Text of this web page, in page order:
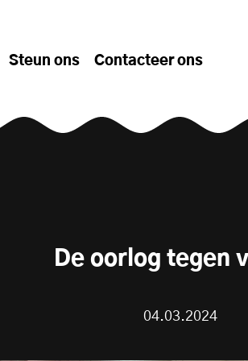
Steun ons Contacteer ons
De oorlog tegen
04.03.2024